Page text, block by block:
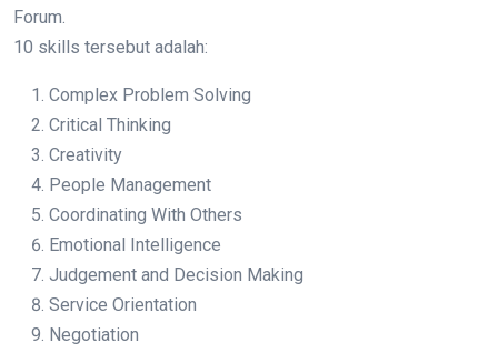
Forum.
10 skills tersebut adalah:
Complex Problem Solving
Critical Thinking
Creativity
People Management
Coordinating With Others
Emotional Intelligence
Judgement and Decision Making
Service Orientation
Negotiation